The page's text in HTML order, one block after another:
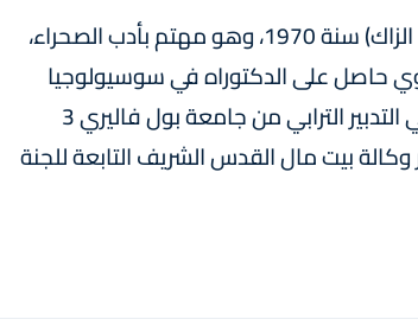
يذكر أن محمد سالم الشرقاوي من مواليد البويرات (إقليم أسا الزاك) سنة 1970، وهو مهتم بأدب الصحراء،
حاصل على الدكتوراه في سوسيولوجيا
الإعلام من جامعة سيدي محمد بن عبد الله بفاس، وماستر في التدبير الترابي من جامعة بول فاليري 3
بيت مال القدس الشريف التابعة للجنة